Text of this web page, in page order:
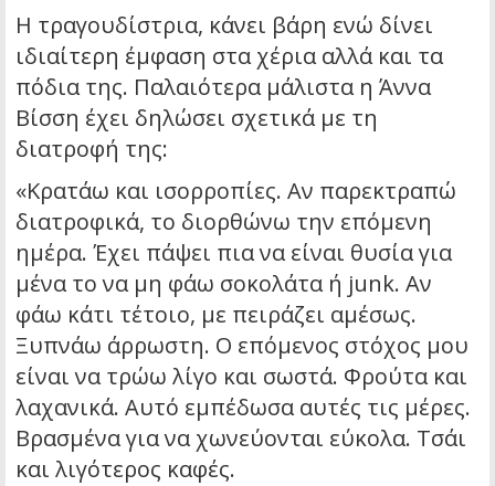
Η τραγουδίστρια, κάνει βάρη ενώ δίνει
ιδιαίτερη έμφαση στα χέρια αλλά και τα
πόδια της. Παλαιότερα μάλιστα η Άννα
Βίσση έχει δηλώσει σχετικά με τη
διατροφή της:
«Κρατάω και ισορροπίες. Αν παρεκτραπώ
διατροφικά, το διορθώνω την επόμενη
ημέρα. Έχει πάψει πια να είναι θυσία για
μένα το να μη φάω σοκολάτα ή junk. Αν
φάω κάτι τέτοιο, με πειράζει αμέσως.
Ξυπνάω άρρωστη. Ο επόμενος στόχος μου
είναι να τρώω λίγο και σωστά. Φρούτα και
λαχανικά. Αυτό εμπέδωσα αυτές τις μέρες.
Βρασμένα για να χωνεύονται εύκολα. Τσάι
και λιγότερος καφές.